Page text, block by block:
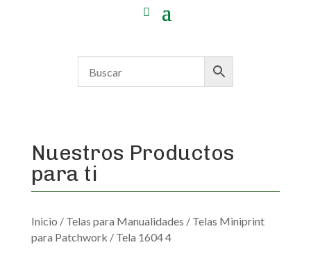
Nuestros Productos
para ti
Inicio / Telas para Manualidades / Telas Miniprint
para Patchwork / Tela 1604 4